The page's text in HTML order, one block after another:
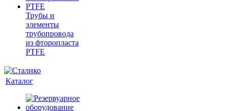
Трубы и
элементы
трубопровода
из фторопласта
PTFE
Каталог